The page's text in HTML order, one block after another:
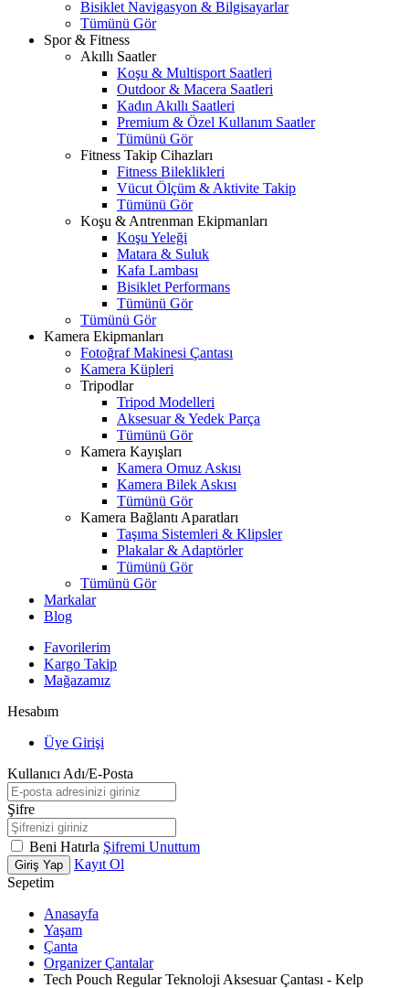
Bisiklet Navigasyon & Bilgisayarlar
Tümünü Gör
Spor & Fitness
Akıllı Saatler
Koşu & Multisport Saatleri
Outdoor & Macera Saatleri
Kadın Akıllı Saatleri
Premium & Özel Kullanım Saatler
Tümünü Gör
Fitness Takip Cihazları
Fitness Bileklikleri
Vücut Ölçüm & Aktivite Takip
Tümünü Gör
Koşu & Antrenman Ekipmanları
Koşu Yeleği
Matara & Suluk
Kafa Lambası
Bisiklet Performans
Tümünü Gör
Tümünü Gör
Kamera Ekipmanları
Fotoğraf Makinesi Çantası
Kamera Küpleri
Tripodlar
Tripod Modelleri
Aksesuar & Yedek Parça
Tümünü Gör
Kamera Kayışları
Kamera Omuz Askısı
Kamera Bilek Askısı
Tümünü Gör
Kamera Bağlantı Aparatları
Taşıma Sistemleri & Klipsler
Plakalar & Adaptörler
Tümünü Gör
Tümünü Gör
Markalar
Blog
Favorilerim
Kargo Takip
Mağazamız
Hesabım
Üye Girişi
Kullanıcı Adı/E-Posta
Şifre
Beni Hatırla Şifremi Unuttum
Giriş Yap
Kayıt Ol
Sepetim
Anasayfa
Yaşam
Çanta
Organizer Çantalar
Tech Pouch Regular Teknoloji Aksesuar Çantası - Kelp